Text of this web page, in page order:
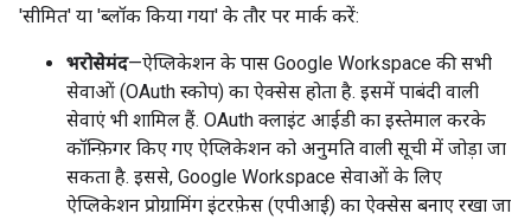
'सीमित' या 'ब्लॉक किया गया' के तौर पर मार्क करें:
भरोसेमंद—ऐप्लिकेशन के पास Google Workspace की सभी
सेवाओं (OAuth स्कोप) का ऐक्सेस होता है. इसमें पाबंदी वाली
सेवाएं भी शामिल हैं. OAuth क्लाइंट आईडी का इस्तेमाल करके
कॉन्फ़िगर किए गए ऐप्लिकेशन को अनुमति वाली सूची में जोड़ा जा
सकता है. इससे, Google Workspace सेवाओं के लिए
ऐप्लिकेशन प्रोग्रामिंग इंटरफ़ेस (एपीआई) का ऐक्सेस बनाए रखा जा